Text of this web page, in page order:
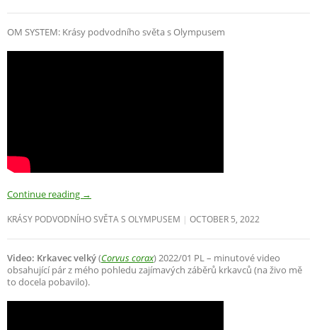
OM SYSTEM: Krásy podvodního světa s Olympusem
Continue reading →
KRÁSY PODVODNÍHO SVĚTA S OLYMPUSEM OCTOBER 5, 2022
Video: Krkavec velký(Corvus corax) 2022/01 PL – minutové video
obsahující pár z mého pohledu zajímavých záběrů krkavců (na živo mě
to docela pobavilo).